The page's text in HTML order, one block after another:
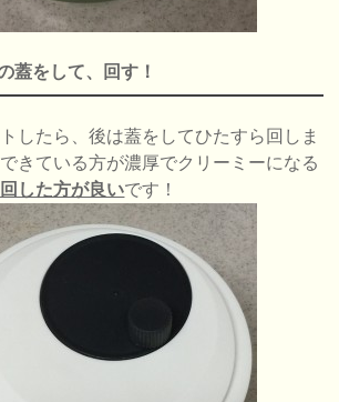
蓋をして、回す！
したら、後は蓋をしてひたすら回しま
きている方が濃厚でクリーミーになる
した方が良いです！